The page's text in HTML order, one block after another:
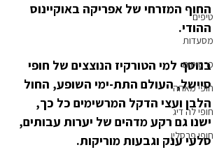
טיפים
מסעדות
כרטיסים
חופי מאהה
חופי לה דיג
חופי פרסלין
החוף המזרחי של אפריקה באוקיינוס
ההודי.
בנוסף למי הטורקיז הנוצצים של חופי
סיישל, העולם התת-ימי השופע, החול
הלבן ועצי הדקל המרשימים כל כך,
ישנו גם רקע מדהים של יערות עבותים,
סלעי ענק וגבעות מוריקות.